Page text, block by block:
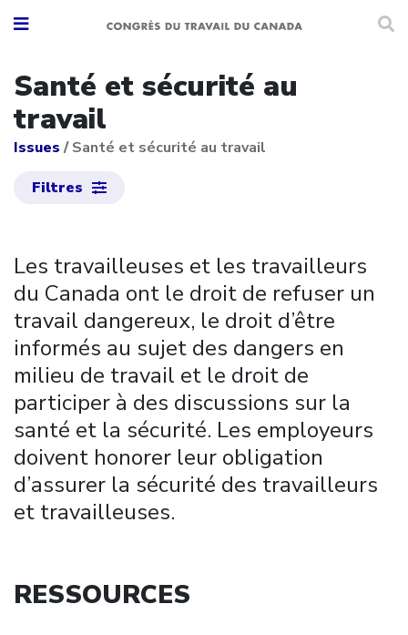
Santé et sécurité au
travail
Issues /Santé et sécurité au travail
Filtres
Les travailleuses et les travailleurs
du Canada ont le droit de refuser un
travail dangereux, le droit d’être
informés au sujet des dangers en
milieu de travail et le droit de
participer à des discussions sur la
santé et la sécurité. Les employeurs
doivent honorer leur obligation
d’assurer la sécurité des travailleurs
et travailleuses.
RESSOURCES